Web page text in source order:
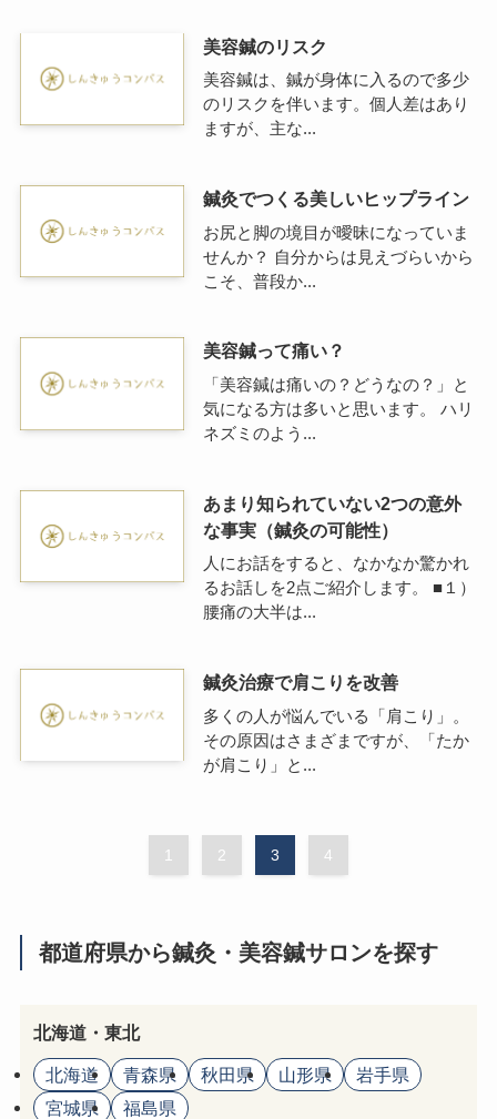
美容鍼のリスク
美容鍼は、鍼が身体に入るので多少
のリスクを伴います。個人差はあり
ますが、主な...
鍼灸でつくる美しいヒップライン
お尻と脚の境目が曖昧になっていま
せんか？ 自分からは見えづらいから
こそ、普段か...
美容鍼って痛い？
「美容鍼は痛いの？どうなの？」と
気になる方は多いと思います。 ハリ
ネズミのよう...
あまり知られていない2つの意外
な事実（鍼灸の可能性）
人にお話をすると、なかなか驚かれ
るお話しを2点ご紹介します。 ■１）
腰痛の大半は...
鍼灸治療で肩こりを改善
多くの人が悩んでいる「肩こり」。
その原因はさまざまですが、「たか
が肩こり」と...
1 2 3 4
都道府県から鍼灸・美容鍼サロンを探す
北海道・東北
北海道 青森県 秋田県 山形県
岩手県
宮城県
福島県